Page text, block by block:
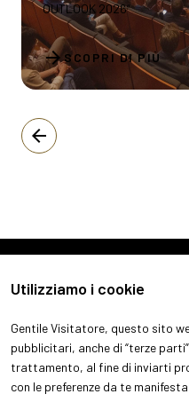
OUTLOOK 2026”
SCOPRI DI PIÙ
arrow_forward
arrow_back
Utilizziamo i cookie
Gentile Visitatore, questo sito
pubblicitari, anche di “terze
trattamento, al fine di inviarti
con le preferenze da te